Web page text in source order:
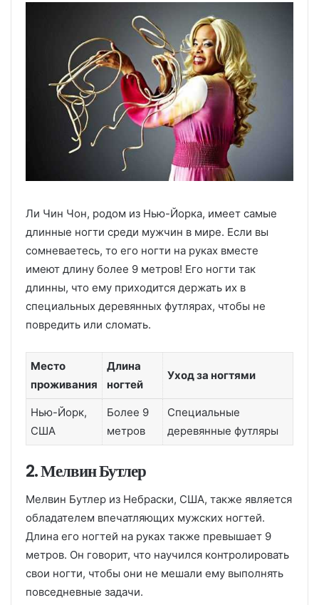
Ли Чин Чон, родом из Нью-Йорка, имеет самые
длинные ногти среди мужчин в мире. Если вы
сомневаетесь, то его ногти на руках вместе
имеют длину более 9 метров! Его ногти так
длинны, что ему приходится держать их в
специальных деревянных футлярах, чтобы не
повредить или сломать.
Место
проживания
Длина
ногтей
Уход за ногтями
Нью-Йорк,
США
Более 9
метров
Специальные
деревянные футляры
2. Мелвин Бутлер
Мелвин Бутлер из Небраски, США, также является
обладателем впечатляющих мужских ногтей.
Длина его ногтей на руках также превышает 9
метров. Он говорит, что научился контролировать
свои ногти, чтобы они не мешали ему выполнять
повседневные задачи.